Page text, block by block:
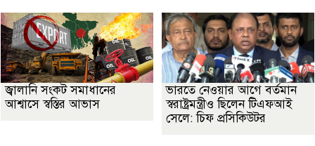
জ্বালানি সংকট সমাধানের
আশ্বাসে স্বস্তির আভাস
ভারতে নেওয়ার আগে বর্তমান
স্বরাষ্ট্রমন্ত্রীও ছিলেন টিএফআই
সেলে: চিফ প্রসিকিউটর